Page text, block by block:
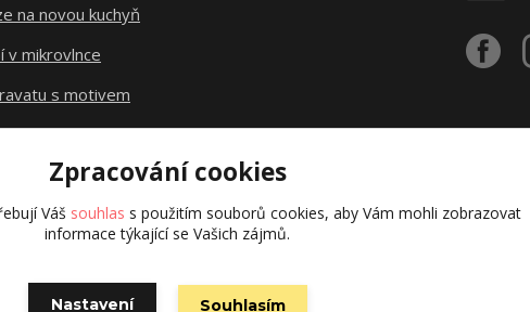
na novou kuchyň
v mikrovlnce
s motivem
Původní stránky
Zpracování cookies
Váš souhlas s použitím souborů cookies, aby Vám mohli zobrazovat
informace týkající se Vašich zájmů.
Nastavení Souhlasím